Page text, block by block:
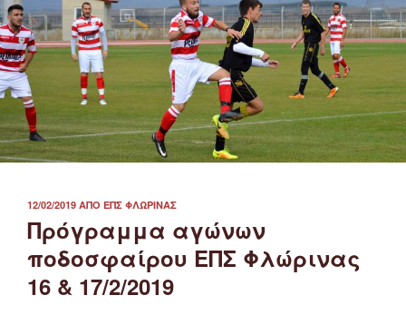
ΔΗΜΟΣΙΕΎΤΗΚΕ
ΣΤΙΣ
12/02/2019 ΑΠΌ ΕΠΣ ΦΛΏΡΙΝΑΣ
Πρόγραμμα αγώνων
ποδοσφαίρου ΕΠΣ Φλώρινας
16 & 17/2/2019